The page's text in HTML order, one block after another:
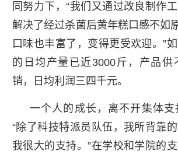
同努力下，“我们又通过改良制作
解决了经过杀菌后黄年糕口感不如
口味也丰富了，变得更受欢迎。”
的日均产量已近3000斤，产品供
销，日均利润三四千元。
一个人的成长，离不开集体支
“除了科技特派员队伍，我所背靠
我很大的支持。”在学校和学院的